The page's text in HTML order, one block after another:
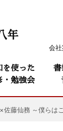
会
年
を使った
・勉強会
佐藤仙務 ～僕らは